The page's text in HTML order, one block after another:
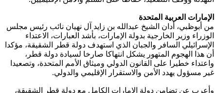
الإمارات العربية المتحدة
من أبوظبي، أدان الشيخ عبدالله بن زايد آل نهيان نائب رئيس مجلس
الوزراء وزير الخارجية بدولة الإمارات، بأشد العبارات، الاعتداء
الإسرائيلي السافر والجبان الذي استهدف دولة قطر الشقيقة، مؤكدا
أن هذا الهجوم المتهور يشكل انتهاكا صارخا لسيادة دولة قطر،
واعتداء خطيرا على القانون الدولي وميثاق الأمم المتحدة، وتصعيدا
غير مسؤول يهدد الأمن والاستقرار الإقليمي والدولي.
وأعرب عن تضامن دولة الإمارات الكامل مع دولة قطر الشقيقة،